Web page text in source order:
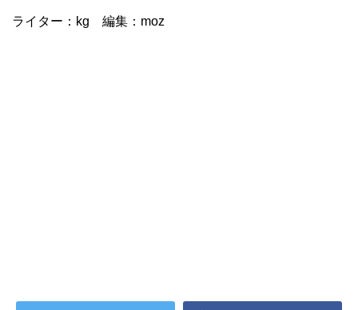
ライター：kg 編集：moz